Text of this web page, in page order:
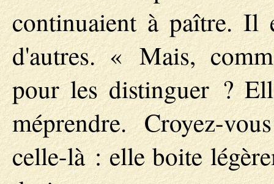
continuaient à paître. Il
d'autres. « Mais,
pour les distinguer ?
méprendre. Croyez-
celle-là : elle boite